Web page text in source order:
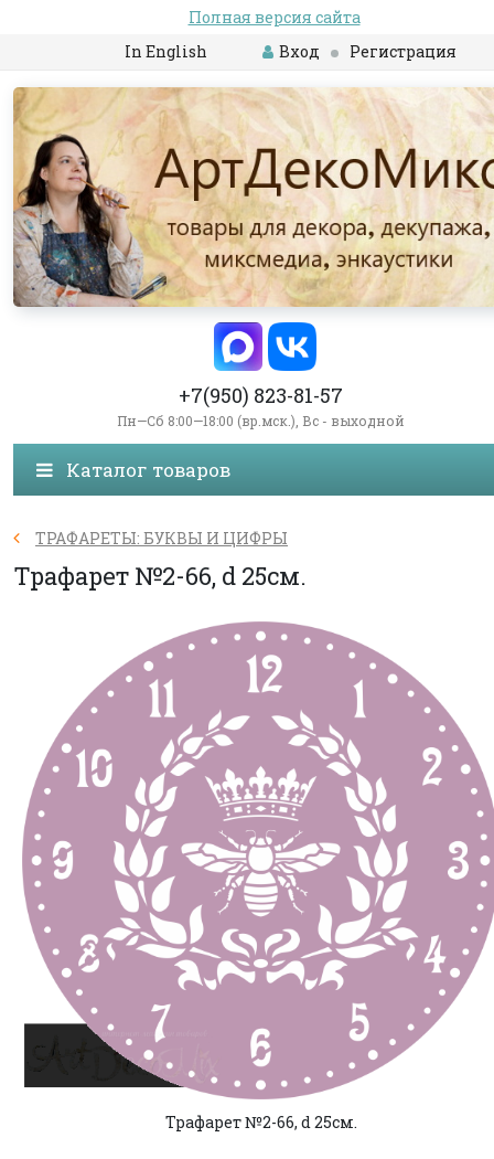
Полная версия сайта
In English
Вход Регистрация
+7(950) 823-81-57
Пн—Сб 8:00—18:00 (вр.мск.), Вс - выходной
Каталог товаров
ТРАФАРЕТЫ: БУКВЫ И ЦИФРЫ
Трафарет №2-66, d 25см.
Трафарет №2-66, d 25см.